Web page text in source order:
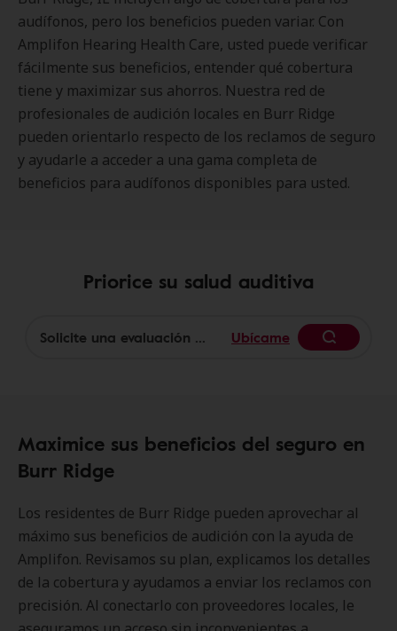
audífonos, pero los beneficios pueden variar. Con
Amplifon Hearing Health Care, usted puede verificar
fácilmente sus beneficios, entender qué cobertura
tiene y maximizar sus ahorros. Nuestra red de
profesionales de audición locales en Burr Ridge
pueden orientarlo respecto de los reclamos de seguro
y ayudarle a acceder a una gama completa de
beneficios para audífonos disponibles para usted.
Priorice su salud auditiva
Ubícame
Maximice sus beneficios del seguro en
Burr Ridge
Los residentes de Burr Ridge pueden aprovechar al
máximo sus beneficios de audición con la ayuda de
Amplifon. Revisamos su plan, explicamos los detalles
de la cobertura y ayudamos a enviar los reclamos con
precisión. Al conectarlo con proveedores locales, le